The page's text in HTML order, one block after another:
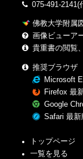
075-491-2141(
佛教大学附属
画像ビューア
貴重書の閲覧
推奨ブラウザ
Microsoft
Firefox 最
Google
Safari 最新
トップページ
一覧を見る